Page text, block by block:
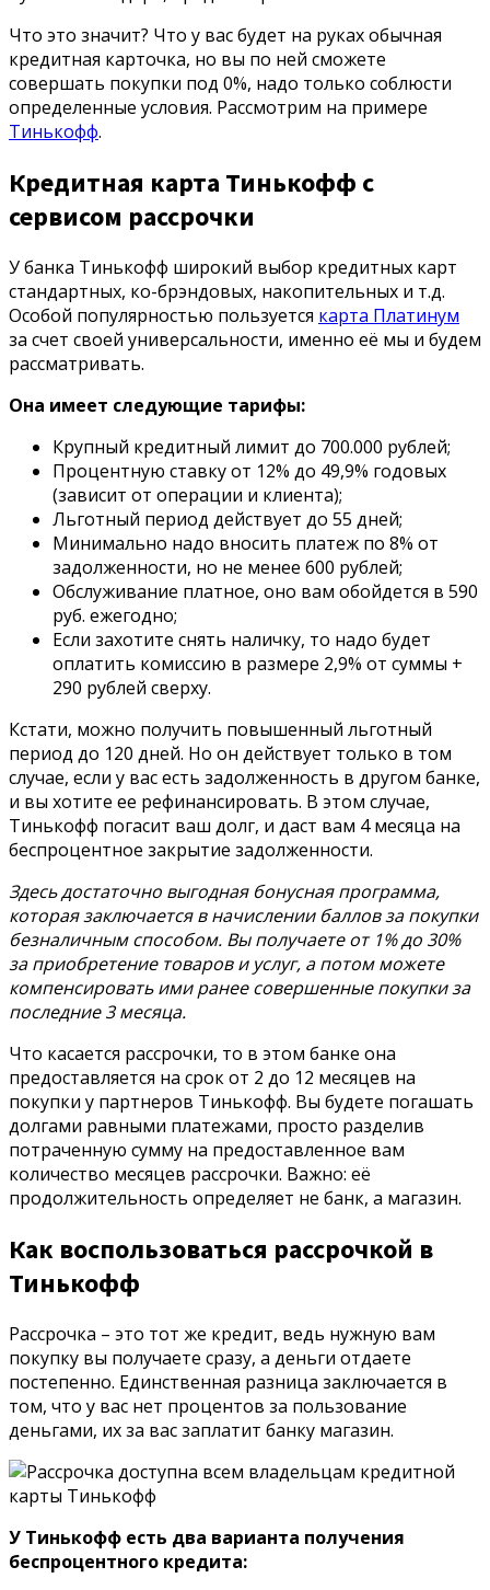
Что это значит? Что у вас будет на руках обычная
кредитная карточка, но вы по ней сможете
совершать покупки под 0%, надо только соблюсти
определенные условия. Рассмотрим на примере
Тинькофф.
Кредитная карта Тинькофф с
сервисом рассрочки
У банка Тинькофф широкий выбор кредитных карт
стандартных, ко-брэндовых, накопительных и т.д.
Особой популярностью пользуется карта Платинум
за счет своей универсальности, именно её мы и будем
рассматривать.
Она имеет следующие тарифы:
Крупный кредитный лимит до 700.000 рублей;
Процентную ставку от 12% до 49,9% годовых
(зависит от операции и клиента);
Льготный период действует до 55 дней;
Минимально надо вносить платеж по 8% от
задолженности, но не менее 600 рублей;
Обслуживание платное, оно вам обойдется в 590
руб. ежегодно;
Если захотите снять наличку, то надо будет
оплатить комиссию в размере 2,9% от суммы +
290 рублей сверху.
Кстати, можно получить повышенный льготный
период до 120 дней. Но он действует только в том
случае, если у вас есть задолженность в другом банке,
и вы хотите ее рефинансировать. В этом случае,
Тинькофф погасит ваш долг, и даст вам 4 месяца на
беспроцентное закрытие задолженности.
Здесь достаточно выгодная бонусная программа,
которая заключается в начислении баллов за покупки
безналичным способом. Вы получаете от 1% до 30%
за приобретение товаров и услуг, а потом можете
компенсировать ими ранее совершенные покупки за
последние 3 месяца.
Что касается рассрочки, то в этом банке она
предоставляется на срок от 2 до 12 месяцев на
покупки у партнеров Тинькофф. Вы будете погашать
долгами равными платежами, просто разделив
потраченную сумму на предоставленное вам
количество месяцев рассрочки. Важно: её
продолжительность определяет не банк, а магазин.
Как воспользоваться рассрочкой в
Тинькофф
Рассрочка – это тот же кредит, ведь нужную вам
покупку вы получаете сразу, а деньги отдаете
постепенно. Единственная разница заключается в
том, что у вас нет процентов за пользование
деньгами, их за вас заплатит банку магазин.
У Тинькофф есть два варианта получения
беспроцентного кредита: